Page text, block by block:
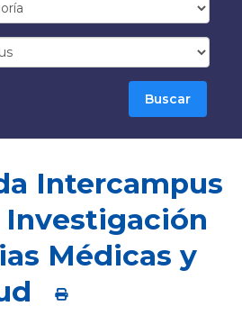
Intercampus
Investigación
Médicas y